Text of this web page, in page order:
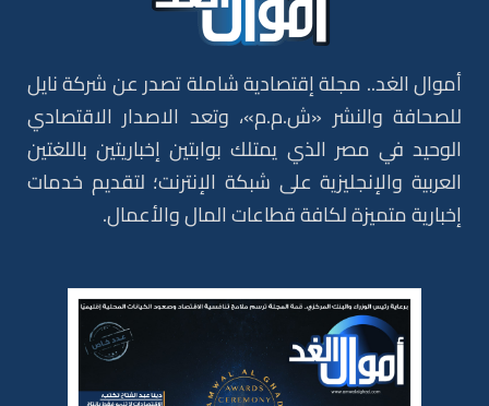
أموال الغد.. مجلة إقتصادية شاملة تصدر عن شركة نايل
للصحافة والنشر «ش.م.م»، وتعد الاصدار الاقتصادي
الوحيد في مصر الذي يمتلك بوابتين إخباريتين باللغتين
العربية والإنجليزية على شبكة الإنترنت؛ لتقديم خدمات
إخبارية متميزة لكافة قطاعات المال والأعمال.